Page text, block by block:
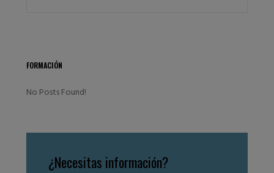
FORMACIÓN
No Posts Found!
¿Necesitas información?